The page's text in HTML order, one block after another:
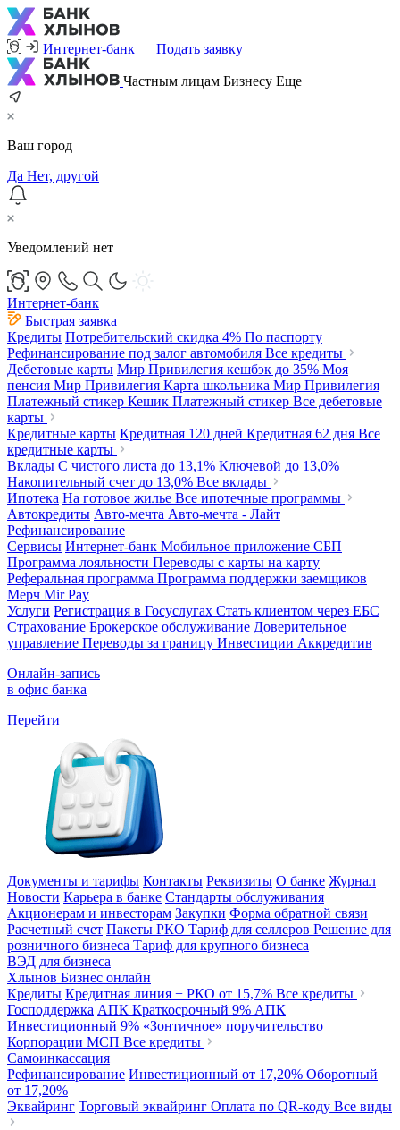
Интернет-банк Подать заявку
Частным лицам Бизнесу Еще
Ваш город
Да Нет, другой
Уведомлений нет
Интернет-банк
Быстрая заявка
Кредиты Потребительский скидка 4% По паспорту
Рефинансирование под залог автомобиля Все кредиты
Дебетовые карты Мир Привилегия кешбэк до 35% Моя
пенсия Мир Привилегия Карта школьника Мир Привилегия
Платежный стикер Кешик Платежный стикер Все дебетовые
карты
Кредитные карты Кредитная 120 дней Кредитная 62 дня Все
кредитные карты
Вклады С чистого листа до 13,1% Ключевой до 13,0%
Накопительный счет до 13,0% Все вклады
Ипотека На готовое жилье Все ипотечные программы
Автокредиты Авто-мечта Авто-мечта - Лайт
Рефинансирование
Сервисы Интернет-банк Мобильное приложение СБП
Программа лояльности Переводы с карты на карту
Реферальная программа Программа поддержки заемщиков
Мерч Mir Pay
Услуги Регистрация в Госуслугах Стать клиентом через ЕБС
Страхование Брокерское обслуживание Доверительное
управление Переводы за границу Инвестиции Аккредитив
Онлайн-запись
в офис банка
Перейти
Документы и тарифы Контакты Реквизиты О банке Журнал
Новости Карьера в банке Стандарты обслуживания
Акционерам и инвесторам Закупки Форма обратной связи
Расчетный счет Пакеты РКО Тариф для селлеров Решение для
розничного бизнеса Тариф для крупного бизнеса
ВЭД для бизнеса
Хлынов Бизнес онлайн
Кредиты Кредитная линия + РКО от 15,7% Все кредиты
Господдержка АПК Краткосрочный 9% АПК
Инвестиционный 9% «Зонтичное» поручительство
Корпорации МСП Все кредиты
Самоинкассация
Рефинансирование Инвестиционный от 17,20% Оборотный
от 17,20%
Эквайринг Торговый эквайринг Оплата по QR-коду Все виды